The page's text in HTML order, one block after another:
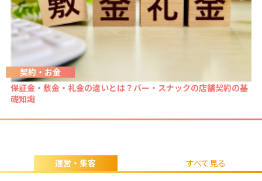
契約・お金
保証金・敷金・礼金の違いとは？バー・スナックの店舗契約の基
礎知識
運営・集客 すべて見る